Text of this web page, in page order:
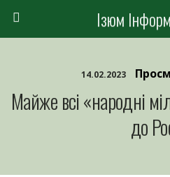
Ізюм
14.02.2023
Майже всі «народні
до